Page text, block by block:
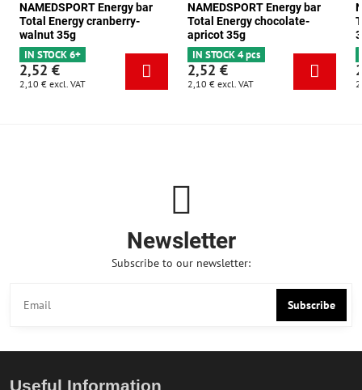
NAMEDSPORT Energy bar
Total Energy cranberry-
walnut 35g
IN STOCK 6+
2,52 €
2,10 € excl. VAT
NAMEDSPORT Energy bar
Total Energy chocolate-
apricot 35g
IN STOCK 4 pcs
2,52 €
2,10 € excl. VAT
Newsletter
Subscribe to our newsletter:
Subscribe
Useful Information